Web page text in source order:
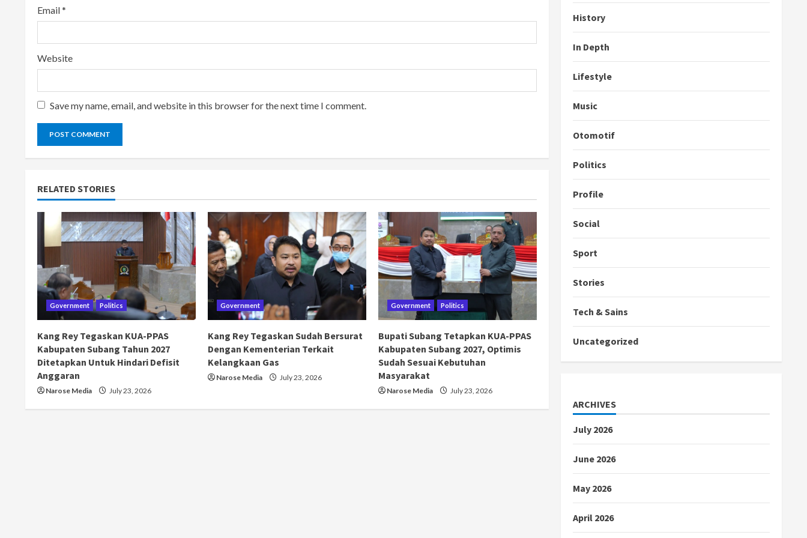
Email*
Website
Save my name, email, and website in this browser for the next time I comment.
RELATED STORIES
Government Politics
Kang Rey Tegaskan KUA-PPAS
Kabupaten Subang Tahun 2027
Ditetapkan Untuk Hindari Defisit
Anggaran
Narose Media July 23, 2026
Government
Kang Rey Tegaskan Sudah Bersurat
Dengan Kementerian Terkait
Kelangkaan Gas
Narose Media July 23, 2026
Government Politics
Bupati Subang Tetapkan KUA-PPAS
Kabupaten Subang 2027, Optimis
Sudah Sesuai Kebutuhan
Masyarakat
Narose Media July 23, 2026
History
In Depth
Lifestyle
Music
Otomotif
Politics
Profile
Social
Sport
Stories
Tech & Sains
Uncategorized
ARCHIVES
July 2026
June 2026
May 2026
April 2026